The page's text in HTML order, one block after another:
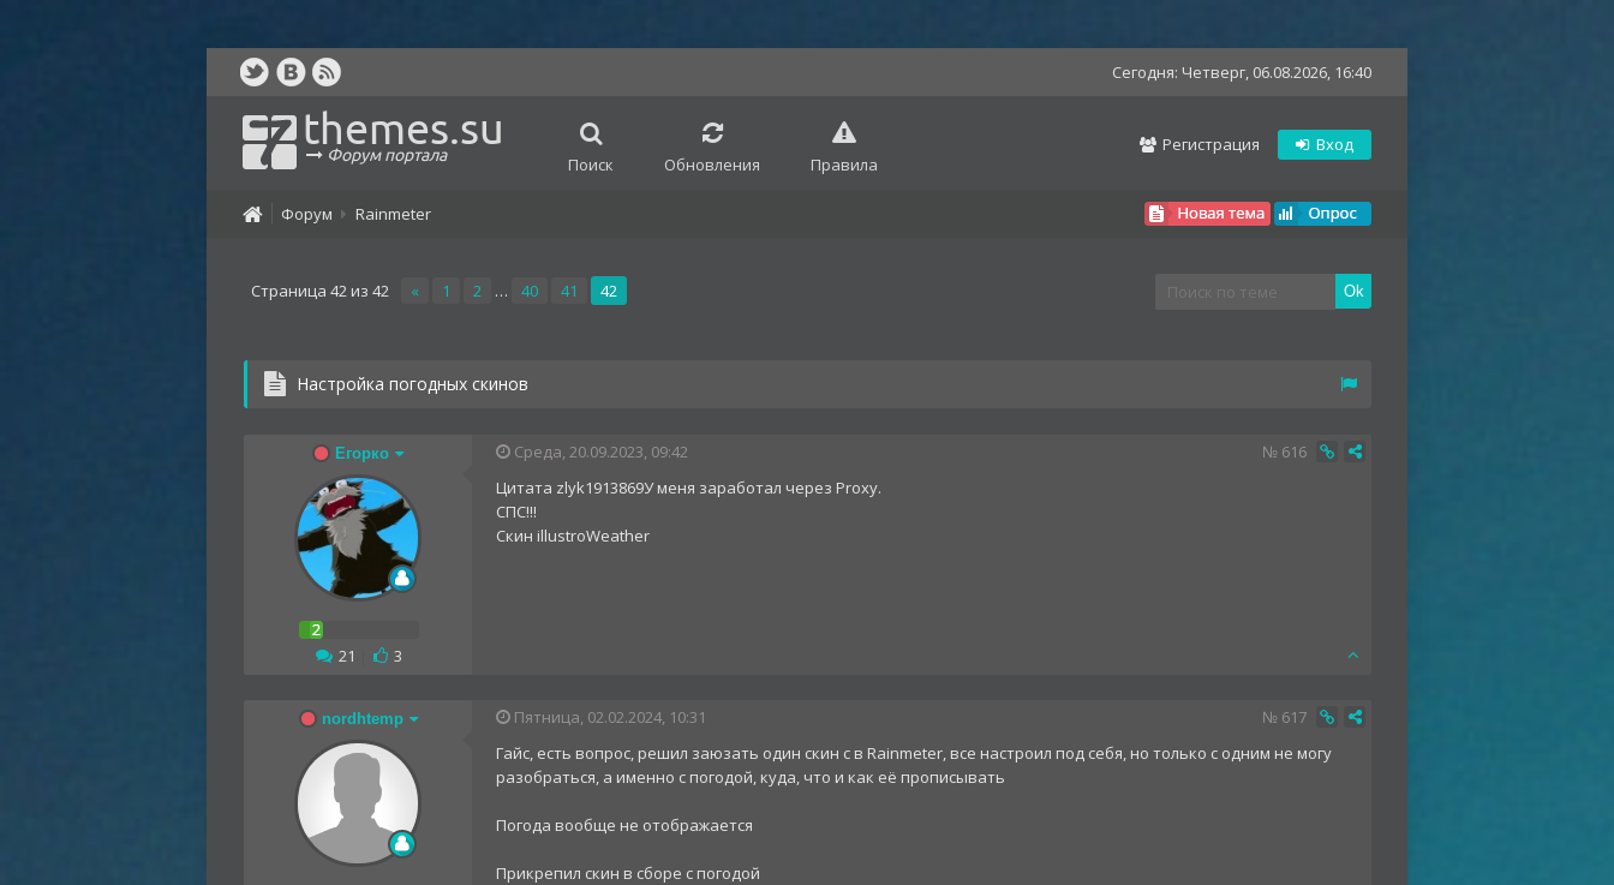
Сегодня: Четверг, 06.08.2026, 16:40
themes.su
Форум портала Поиск Обновления Правила
Регистрация Вход
Форум Rainmeter
Страница 42 из 42 « 1 2 … 40 41 42
Настройка погодных скинов
Егорко
21 3
Среда, 20.09.2023, 09:42 № 616
Цитата zlyk1913869У меня заработал через Proxy.
СПС!!!
Скин illustroWeather
nordhtemp Пятница, 02.02.2024, 10:31 № 617
Гайс, есть вопрос, решил заюзать один скин с в Rainmeter, все настроил под себя, но только с одним не могу
разобраться, а именно с погодой, куда, что и как её прописывать
Погода вообще не отображается
Прикрепил скин в сборе с погодой